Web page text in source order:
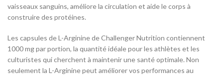
vaisseaux sanguins, améliore la circulation et aide le corps à
construire des protéines.
Les capsules de L-Arginine de Challenger Nutrition contiennent
1000 mg par portion, la quantité idéale pour les athlètes et les
culturistes qui cherchent à maintenir une santé optimale. Non
seulement la L-Arginine peut améliorer vos performances au